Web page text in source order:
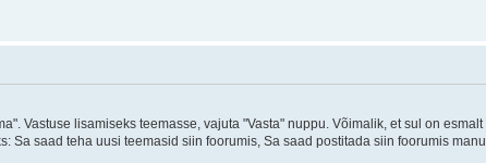
Vastuse lisamiseks teemasse, vajuta "Vasta" nuppu. Võimalik, et sul on
saad teha uusi teemasid siin foorumis, Sa saad postitada siin foorumis